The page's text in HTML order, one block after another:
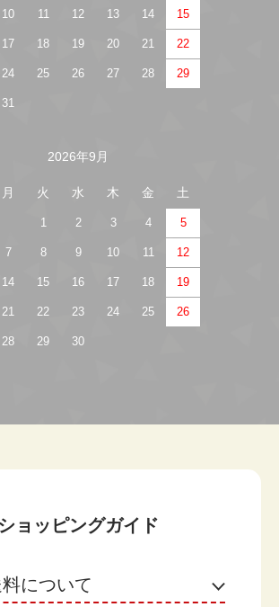
10 11 12 13 14 15
17 18 19 20 21 22
24 25 26 27 28 29
31
2026年9月
月 火 水 木 金 土
1 2 3 4 5
7 8 9 10 11 12
14 15 16 17 18 19
21 22 23 24 25 26
28 29 30
ショッピングガイド
について